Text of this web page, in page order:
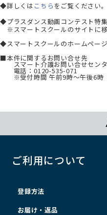
◆詳しくは こちら をご覧ください。
◆プラスダンス動画コンテスト特
※スマートスクールのサイトに
◆スマートスクールのホームペー
■本件に関するお問い合せ先
スマート介護お問い合せセン
電話：0120-535-071
※受付時間 午前9時～午後6時（
ご利用について
登録方法
お届け・返品